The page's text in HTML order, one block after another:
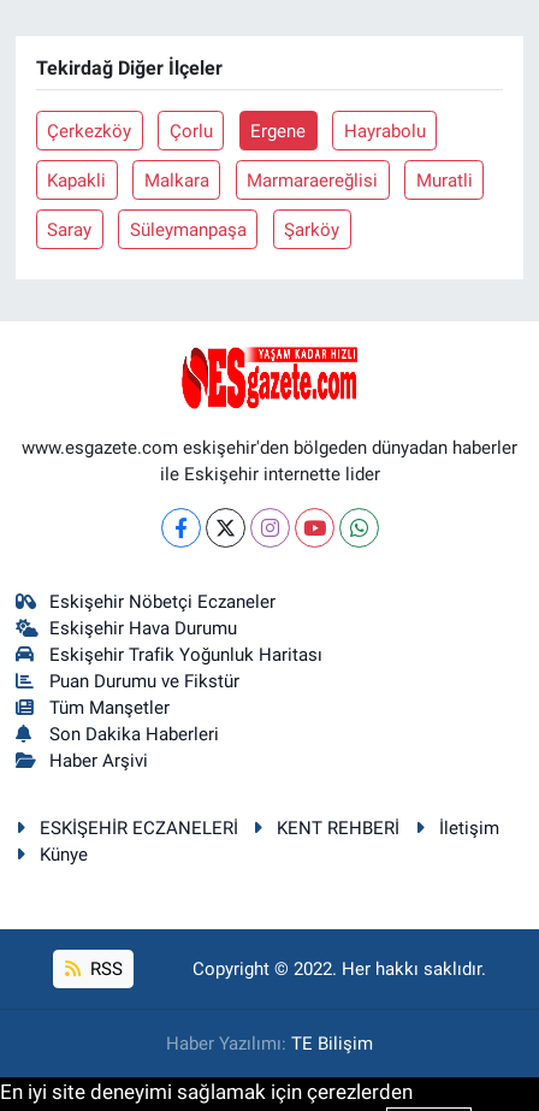
Tekirdağ Diğer İlçeler
Çerkezköy Çorlu Ergene Hayrabolu
Kapakli Malkara Marmaraereğlisi Muratli
Saray Süleymanpaşa Şarköy
www.esgazete.com eskişehir'den bölgeden dünyadan haberler
ile Eskişehir internette lider
Eskişehir Nöbetçi Eczaneler
Eskişehir Hava Durumu
Eskişehir Trafik Yoğunluk Haritası
Puan Durumu ve Fikstür
Tüm Manşetler
Son Dakika Haberleri
Haber Arşivi
ESKİŞEHİR ECZANELERİ KENT REHBERİ
İletişim
Künye
RSS Copyright © 2022. Her hakkı saklıdır.
Haber Yazılımı: TE Bilişim
En iyi site deneyimi sağlamak için çerezlerden